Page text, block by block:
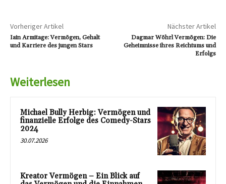
Vorheriger Artikel
Iain Armitage: Vermögen, Gehalt
und Karriere des jungen Stars
Nächster Artikel
Dagmar Wöhrl Vermögen: Die
Geheimnisse ihres Reichtums und
Erfolgs
Weiterlesen
Michael Bully Herbig: Vermögen und
finanzielle Erfolge des Comedy-Stars
2024
30.07.2026
Kreator Vermögen – Ein Blick auf